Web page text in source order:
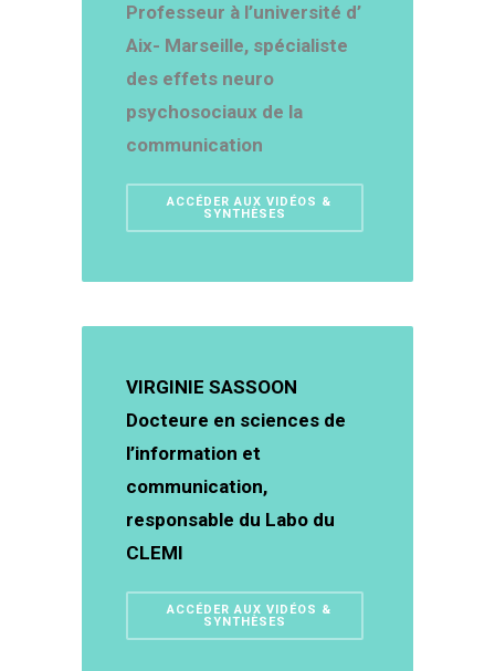
Professeur à l’université d’
Aix- Marseille, spécialiste
des effets neuro
psychosociaux de la
communication
ACCÉDER AUX VIDÉOS &
SYNTHÈSES
VIRGINIE SASSOON
Docteure en sciences de
l’information et
communication,
responsable du Labo du
CLEMI
ACCÉDER AUX VIDÉOS &
SYNTHÈSES